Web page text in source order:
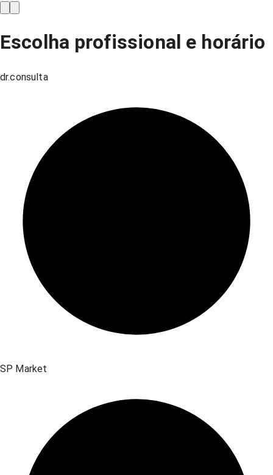
Escolha profissional e horário
dr.consulta
SP Market